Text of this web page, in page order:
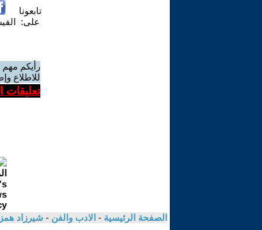
تابعونا
على:
رأيكم
للاطلاع
تعليقات
الصفحة الرئيسية - الادب والفن - شيرزاد